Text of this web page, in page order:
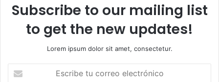
Subscribe to our mailing list
to get the new updates!
Lorem ipsum dolor sit amet, consectetur.